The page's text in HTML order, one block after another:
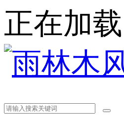
正在加载